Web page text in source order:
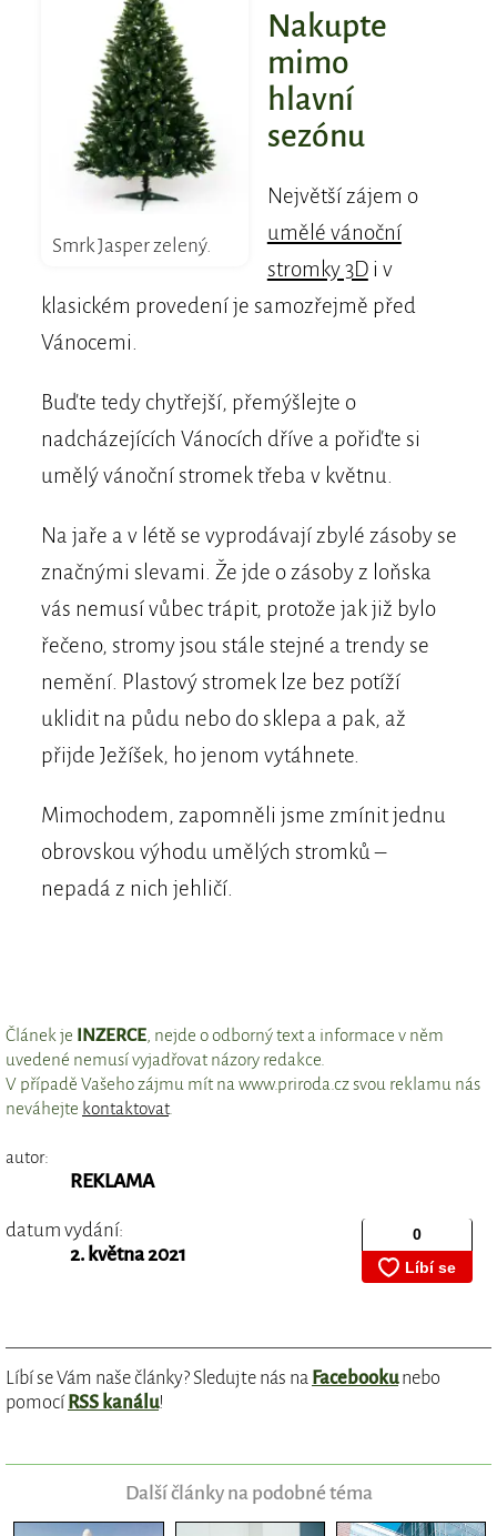
Smrk Jasper zelený.
Nakupte
mimo
hlavní
sezónu
Největší zájem o
umělé vánoční
stromky 3Di v
klasickém provedení je samozřejmě před
Vánocemi.
Buďte tedy chytřejší, přemýšlejte o
nadcházejících Vánocích dříve a pořiďte si
umělý vánoční stromek třeba v květnu.
Na jaře a v létě se vyprodávají zbylé zásoby se
značnými slevami. Že jde o zásoby z loňska
vás nemusí vůbec trápit, protože jak již bylo
řečeno, stromy jsou stále stejné a trendy se
nemění. Plastový stromek lze bez potíží
uklidit na půdu nebo do sklepa a pak, až
přijde Ježíšek, ho jenom vytáhnete.
Mimochodem, zapomněli jsme zmínit jednu
obrovskou výhodu umělých stromků –
nepadá z nich jehličí.
Článek je INZERCE , nejde o odborný text a informace v něm
uvedené nemusí vyjadřovat názory redakce.
V případě Vašeho zájmu mít na www.priroda.cz svou reklamu nás
neváhejte kontaktovat.
autor:
REKLAMA
datum vydání:
2. května 2021
Líbí se Vám naše články? Sledujte nás na Facebookunebo
pomocíRSS kanálu!
Další články na podobné téma